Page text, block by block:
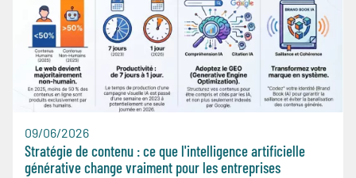
09/06/2026
Stratégie de contenu : ce que l'intelligence artificielle
générative change vraiment pour les entreprises